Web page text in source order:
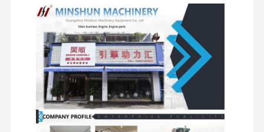
Silnik Perkinsa
Silnik Yanmar
Silnik Kubota
Silnik Isuzu
Silnik CUMMINS
rozrusznikowe
do silników
Elementy
obrotowe
Zawory
rozdzielające
Zespoły
silników
podróżnych
akcesoria